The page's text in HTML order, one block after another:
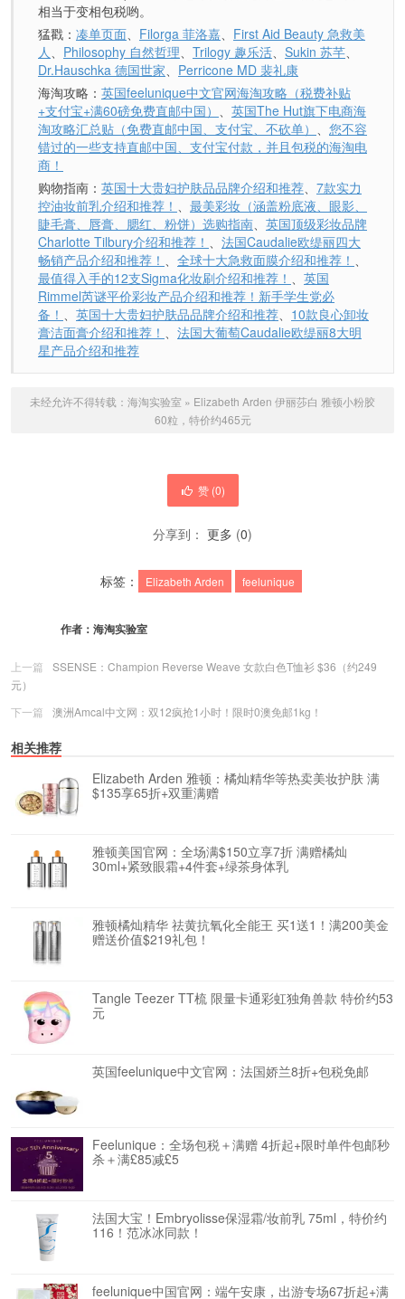
相当于变相包税哟。
猛戳： 凑单页面、 Filorga 菲洛嘉、 First Aid Beauty 急救美
人、 Philosophy 自然哲理、 Trilogy 趣乐活、 Sukin 苏芊、
Dr.Hauschka 德国世家、 Perricone MD 裴礼康
海淘攻略： 英国feelunique中文官网海淘攻略（税费补贴
+支付宝+满60磅免费直邮中国） 、 英国The Hut旗下电商海
淘攻略汇总贴（免费直邮中国、支付宝、不砍单） 、 您不容
错过的一些支持直邮中国、支付宝付款，并且包税的海淘电
商！
购物指南： 英国十大贵妇护肤品品牌介绍和推荐、 7款实力
控油妆前乳介绍和推荐！ 、 最美彩妆（涵盖粉底液、眼影、
睫毛膏、唇膏、腮红、粉饼）选购指南、 英国顶级彩妆品牌
Charlotte Tilbury介绍和推荐！ 、 法国Caudalie欧缇丽四大
畅销产品介绍和推荐！ 、 全球十大急救面膜介绍和推荐！ 、
最值得入手的12支Sigma化妆刷介绍和推荐！ 、 英国
Rimmel芮谜平价彩妆产品介绍和推荐！新手学生党必
备！ 、 英国十大贵妇护肤品品牌介绍和推荐、 10款良心卸妆
膏洁面膏介绍和推荐！ 、 法国大葡萄Caudalie欧缇丽8大明
星产品介绍和推荐
未经允许不得转载： 海淘实验室 » Elizabeth Arden 伊丽莎白 雅顿小粉胶
60粒，特价约465元
赞 (0)
分享到： 更多 (0)
标签： Elizabeth Arden feelunique
作者： 海淘实验室
上一篇
SSENSE：Champion Reverse Weave 女款白色T恤衫 $36（约249
元）
下一篇
澳洲Amcal中文网：双12疯抢1小时！限时0澳免邮1kg！
相关推荐
Elizabeth Arden 雅顿：橘灿精华等热卖美妆护肤 满
$135享65折+双重满赠
雅顿美国官网：全场满$150立享7折 满赠橘灿
30ml+紧致眼霜+4件套+绿茶身体乳
雅顿橘灿精华 祛黄抗氧化全能王 买1送1！满200美金
赠送价值$219礼包！
Tangle Teezer TT梳 限量卡通彩虹独角兽款 特价约53
元
英国feelunique中文官网：法国娇兰8折+包税免邮
Feelunique：全场包税＋满赠 4折起+限时单件包邮秒
杀＋满£85减£5
法国大宝！Embryolisse保湿霜/妆前乳 75ml，特价约
116！范冰冰同款！
feelunique中国官网：端午安康，出游专场67折起+满